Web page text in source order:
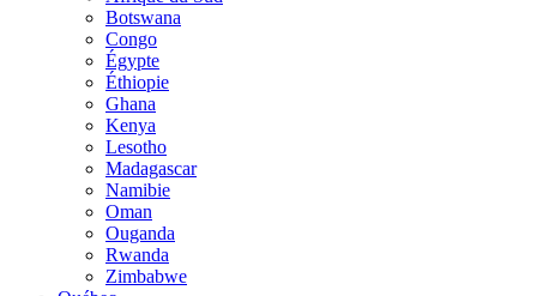
Botswana
Congo
Égypte
Éthiopie
Ghana
Kenya
Lesotho
Madagascar
Namibie
Oman
Ouganda
Rwanda
Zimbabwe